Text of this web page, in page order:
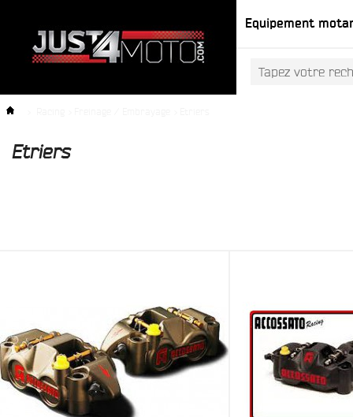
Equipement
Etriers